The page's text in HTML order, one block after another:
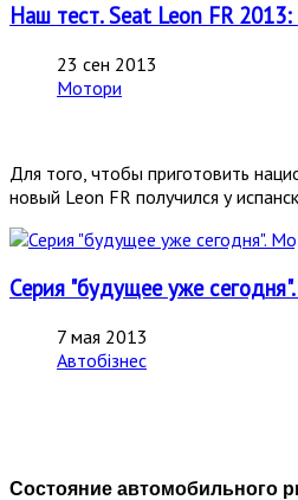
Наш тест. Seat Leon FR
23 сен 2013
Мотори
Для того, чтобы приготовить
новый Leon FR получился у
Серия "будущее уже
7 мая 2013
Автобізнес
Состояние автомобильного